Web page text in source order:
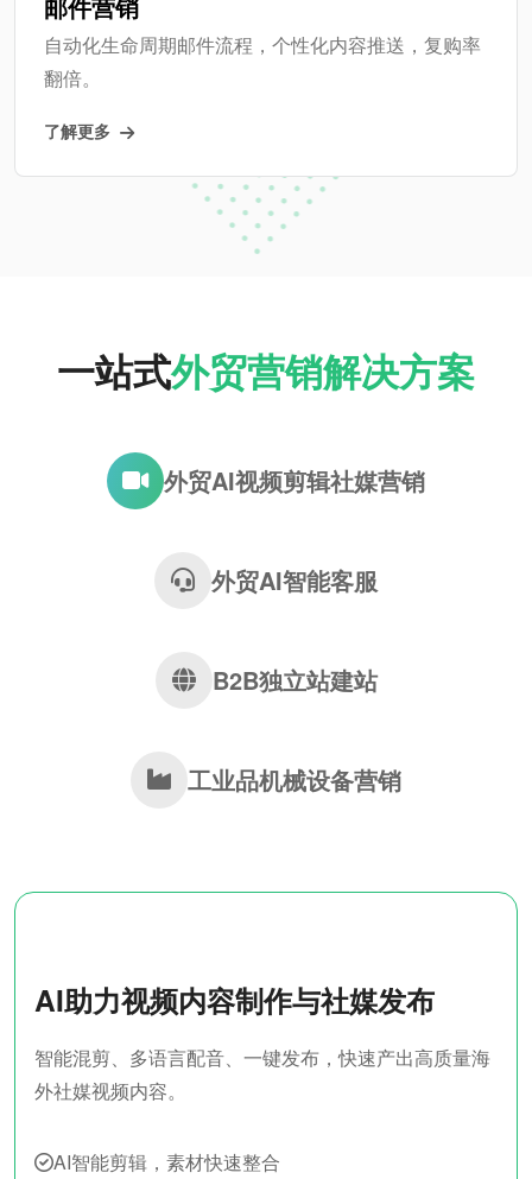
自动化生命周期邮件流程，个性化内容推送，复购率
翻倍。
了解更多
一站式外贸营销解决方案
外贸AI视频剪辑社媒营销
外贸AI智能客服
B2B独立站建站
工业品机械设备营销
AI助力视频内容制作与社媒发布
智能混剪、多语言配音、一键发布，快速产出高质量海
外社媒视频内容。
AI智能剪辑，素材快速整合